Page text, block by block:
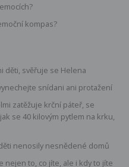
kompas?
děti, svěřuje se Helena
snídani ani protažení
zatěžuje krční páteř, se
se 40 kilovým pytlem na krku,
nenosily nesnědené domů
nejen to, co jíte, ale i kdy to jíte